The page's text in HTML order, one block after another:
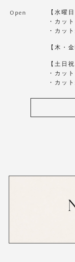
Open
【水曜
・カッ
・カッ
【木・
【土
・カッ
・カッ